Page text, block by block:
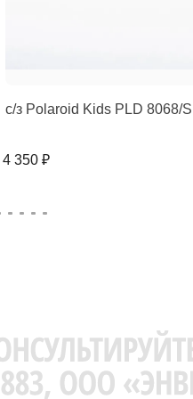
с/з Polaroid Kids PLD 8068/S
4 350 ₽